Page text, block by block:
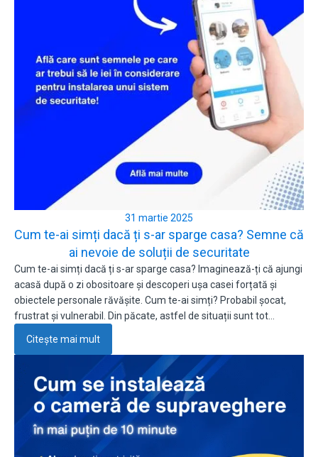
31 martie 2025
Cum te-ai simți dacă ți s-ar sparge casa? Semne că
ai nevoie de soluții de securitate
Cum te-ai simți dacă ți s-ar sparge casa? Imaginează-ți că ajungi
acasă după o zi obositoare și descoperi ușa casei forțată și
obiectele personale răvășite. Cum te-ai simți? Probabil șocat,
frustrat și vulnerabil. Din păcate, astfel de situații sunt tot…
Citește mai mult